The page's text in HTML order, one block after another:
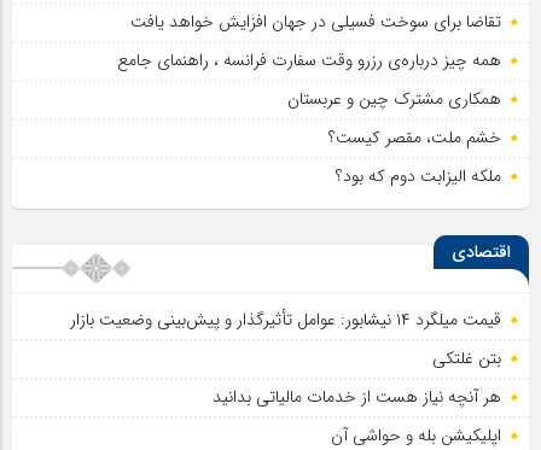
تقاضا برای سوخت فسیلی در جهان افزایش خواهد یافت
همه چیز درباره‌ی رزرو وقت سفارت فرانسه ، راهنمای جامع
همکاری مشترک چین و عربستان
خشم ملت، مقصر کیست؟
ملکه الیزابت دوم که بود؟
اقتصادی
قیمت میلگرد ۱۴ نیشابور: عوامل تأثیرگذار و پیش‌بینی وضعیت بازار
بتن غلتکی
هر آنچه نیاز هست از خدمات مالیاتی بدانید
اپلیکیشن بله و حواشی آن